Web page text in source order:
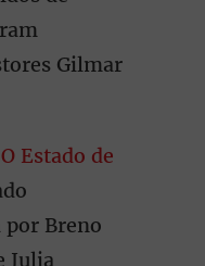
Gilmar
O Estado de
por Breno
Julia